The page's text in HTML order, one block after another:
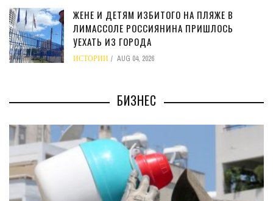
ЖЕНЕ И ДЕТЯМ ИЗБИТОГО НА ПЛЯЖЕ В
ЛИМАССОЛЕ РОССИЯНИНА ПРИШЛОСЬ
УЕХАТЬ ИЗ ГОРОДА
ИСТОРИИ AUG 04, 2026
БИЗНЕС